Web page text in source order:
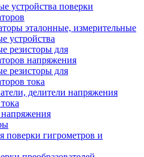
устройства поверки
эталонные, измерительные
устройства
резисторы для
напряжения
резисторы для
тока
делители напряжения
поверки гигрометров и